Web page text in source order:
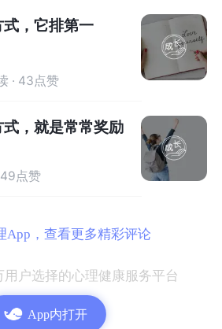
成功以维持自己的地位” ，《永远不
害——以及我们能做些什么》一书
士写道。
持生计的救生衣，但正是这件救生
了点问题。
们变得“优秀”
，它排第一
· 43点赞
，就是常常奖励
49点赞
App，查看更多精彩评论
户选择的心理健康服务平台
App内打开